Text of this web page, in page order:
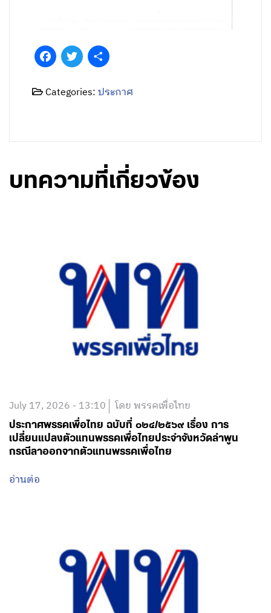
FacebookTwitter
Categories:ประกาศ
บทความที่เกี่ยวข้อง
July 17, 2026 - 13:10 โดย พรรคเพื่อไทย
ประกาศพรรคเพื่อไทย ฉบับที่ ๐๒๔/๒๕๖๙ เรื่อง การ
เปลี่ยนแปลงตัวแทนพรรคเพื่อไทยประจำจังหวัดลำพูน
กรณีลาออกจากตัวแทนพรรคเพื่อไทย
อ่านต่อ